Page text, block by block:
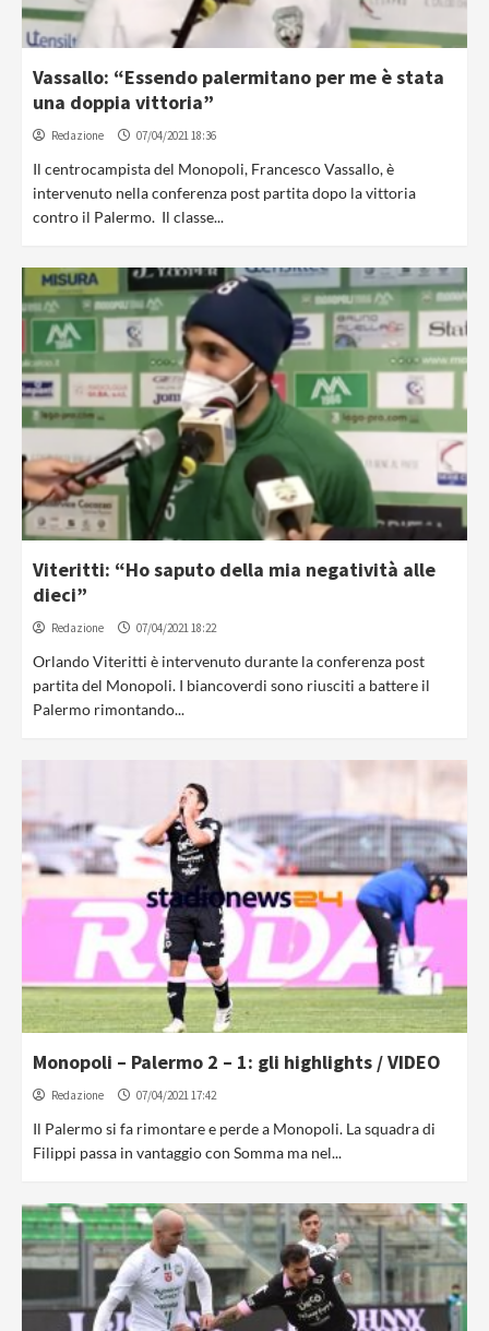
Vassallo: “Essendo palermitano per me è stata
una doppia vittoria”
Redazione 07/04/2021 18:36
Il centrocampista del Monopoli, Francesco Vassallo, è
intervenuto nella conferenza post partita dopo la vittoria
contro il Palermo. Il classe...
Viteritti: “Ho saputo della mia negatività alle
dieci”
Redazione 07/04/2021 18:22
Orlando Viteritti è intervenuto durante la conferenza post
partita del Monopoli. I biancoverdi sono riusciti a battere il
Palermo rimontando...
Monopoli – Palermo 2 – 1: gli highlights / VIDEO
Redazione 07/04/2021 17:42
Il Palermo si fa rimontare e perde a Monopoli. La squadra di
Filippi passa in vantaggio con Somma ma nel...